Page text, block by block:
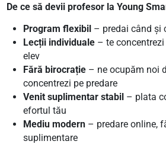
De ce să devii profesor la Young
Program flexibil– predai când și
Lecții individuale– te concentrezi
elev
Fără birocrație– ne ocupăm noi
concentrezi pe predare
Venit suplimentar stabil– plata
efortul tău
Mediu modern– predare online,
suplimentare